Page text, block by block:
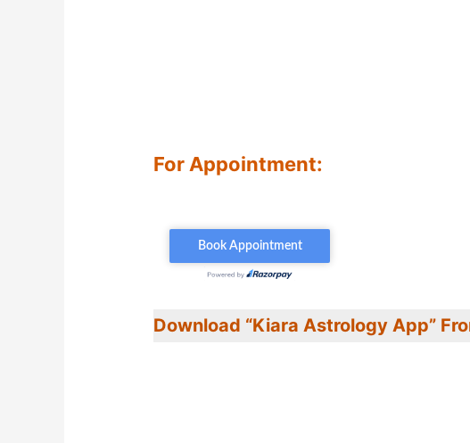
For Appointment:
Download “Kiara Astrology App”